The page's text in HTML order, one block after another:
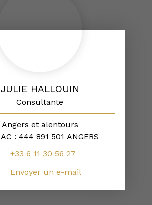
JULIE HALLOUIN
Consultante
Angers et alentours
: 444 891 501 ANGERS
+33 6 11 30 56 27
Envoyer un e-mail